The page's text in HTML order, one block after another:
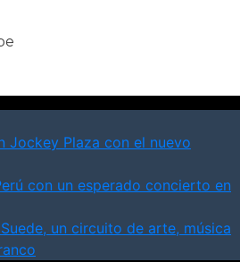
Jockey Plaza con el nuevo
con un esperado concierto en
un circuito de arte, música